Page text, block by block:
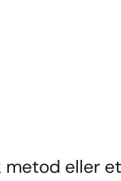
metod eller